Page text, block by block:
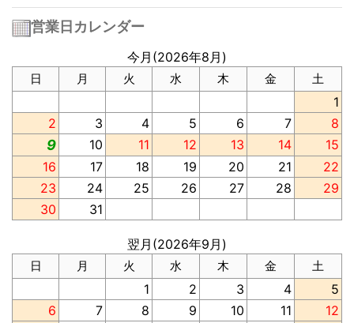
営業日カレンダー
今月(2026年8月)
日 月 火 水 木 金 土
1
2
3 4 5 6 7 8
9 10 11 12 13 14
15
16
17 18 19 20 21
22
23
24 25 26 27 28
29
30
31
翌月(2026年9月)
日 月 火 水 木 金 土
1 2 3 4
5
6
7 8 9 10 11
12